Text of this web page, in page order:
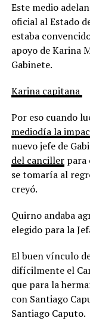
Este medio
oficial al Estado
estaba
apoyo de Karina
Gabinete.
Karina capitana
Por eso cuando
mediodía la
nuevo jefe de
del cancillerpara
se tomaría al
creyó.
Quirno andaba
elegido para la
El buen vínculo
difícilmente el
que para la
con Santiago
Santiago Caputo.